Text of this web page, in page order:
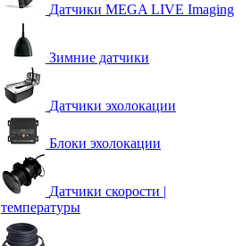
Датчики MEGA LIVE Imaging
Зимние датчики
Датчики эхолокации
Блоки эхолокации
Датчики скорости |
температуры